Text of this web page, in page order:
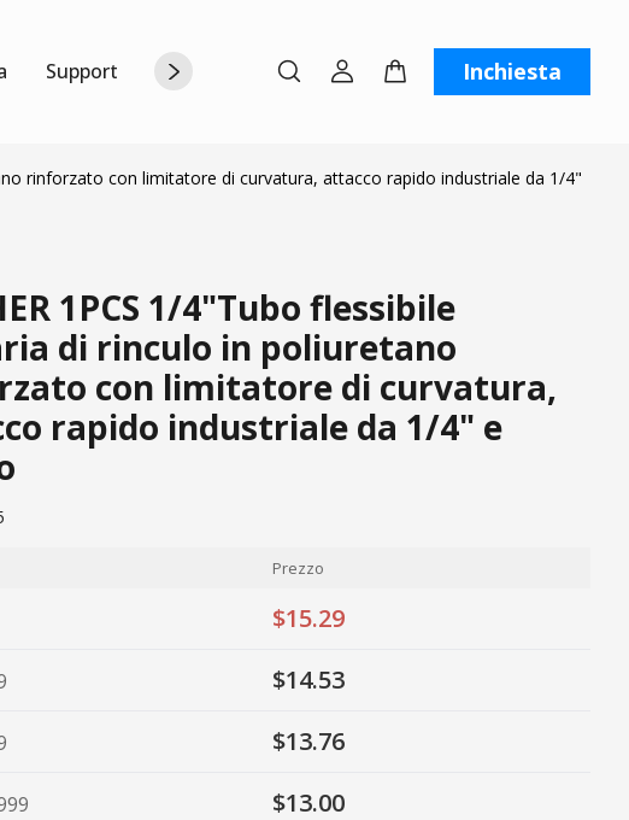
Supporto Chi siamo Contattaci Inchiesta
rinforzato con limitatore di curvatura, attacco rapido industriale da 1/4"
1PCS 1/4"Tubo flessibile
di rinculo in poliuretano
con limitatore di curvatura,
rapido industriale da 1/4" e
Prezzo
$15.29
$14.53
$13.76
$13.00